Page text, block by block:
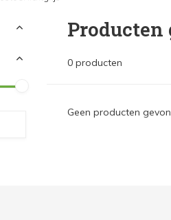
0 producten
Geen producten